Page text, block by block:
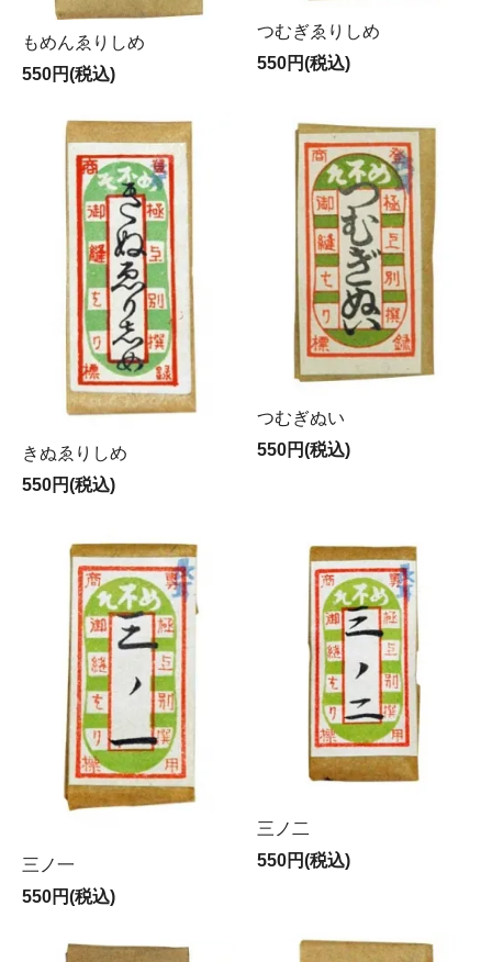
もめんゑりしめ
550円(税込)
つむぎゑりしめ
550円(税込)
きぬゑりしめ
550円(税込)
つむぎぬい
550円(税込)
三ノ一
550円(税込)
三ノ二
550円(税込)